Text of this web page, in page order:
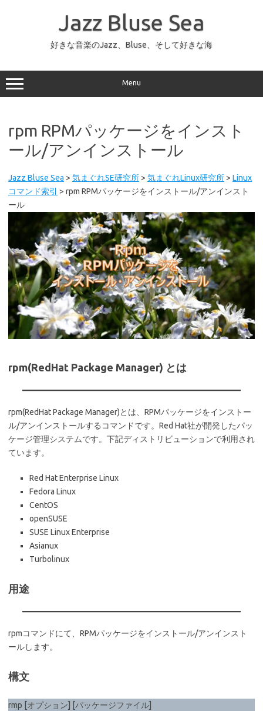
ッ
プ
Jazz Bluse Sea
好きな音楽のJazz、Bluse、そして好きな海
Menu
rpm RPMパッケージをインスト
ール/アンインストール
Jazz Bluse Sea > 気まぐれSE研究所> 気まぐれLinux研究所> Linux
コマンド索引
> rpm RPMパッケージをインストール/アンインスト
ール
rpm(RedHat Package Manager) とは
rpm(RedHat Package Manager)とは、RPMパッケージをインストー
ル/アンインストールするコマンドです。Red Hat社が開発したパッ
ケージ管理システムです。下記ディストリビューションで利用され
ています。
Red Hat Enterprise Linux
Fedora Linux
CentOS
openSUSE
SUSE Linux Enterprise
Asianux
Turbolinux
用途
rpmコマンドにて、RPMパッケージをインストール/アンインスト
ールします。
構文
rmp [オプション] [パッケージファイル]